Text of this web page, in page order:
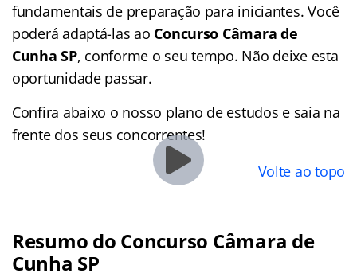
fundamentais de preparação para iniciantes. Você
poderá adaptá-las ao Concurso Câmara de
Cunha SP, conforme o seu tempo. Não deixe esta
oportunidade passar.
Confira abaixo o nosso plano de estudos e saia na
frente dos seus concorrentes!
Volte ao topo
Resumo do Concurso Câmara de
Cunha SP